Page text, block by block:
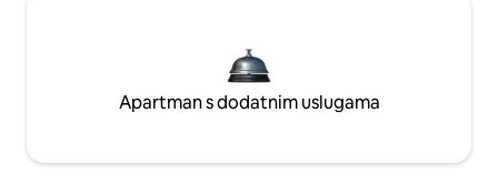
Apartman s dodatnim uslugama